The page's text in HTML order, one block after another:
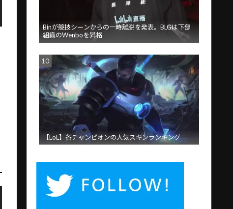
Binが競技シーンからの一時離脱を発表。BLGは下部
組織のWenboを昇格
【LoL】各チャンピオンの人気スキンランキング